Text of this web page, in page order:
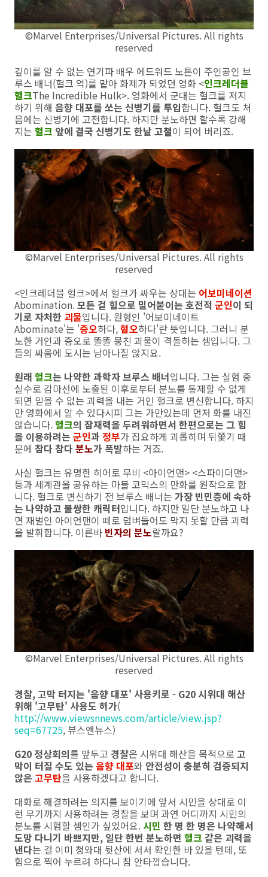
©Marvel Enterprises/Universal Pictures. All rights
reserved
깊이를 알 수 없는 연기파 배우 에드워드 노튼이 주인공인 브
루스 배너(헐크 역)를 맡아 화제가 되었던 영화 <인크레더블
헐크The Incredible Hulk>. 영화에서 군대는 헐크를 저지
하기 위해 음향 대포를 쏘는 신병기를 투입합니다. 헐크도 처
음에는 신병기에 고전합니다. 하지만 분노하면 할수록 강해
지는 헐크 앞에 결국 신병기도 한낱 고철이 되어 버리죠.
©Marvel Enterprises/Universal Pictures. All rights
reserved
<인크레더블 헐크>에서 헐크가 싸우는 상대는 어보미네이션
Abomination.모든 걸 힘으로 밀어붙이는 호전적 군인이 되
기로 자처한 괴물입니다. 원형인 '어보미네이트
Abominate'는 '증오하다,혐오하다'란 뜻입니다. 그러니 분
노한 거인과 증오로 똘똘 뭉친 괴물이 격돌하는 셈입니다. 그
들의 싸움에 도시는 남아나질 않지요.
원래 헐크는 나약한 과학자 브루스 배너입니다. 그는 실험 중
실수로 감마선에 노출된 이후로부터 분노를 통제할 수 없게
되면 믿을 수 없는 괴력을 내는 거인 헐크로 변신합니다. 하지
만 영화에서 알 수 있다시피 그는 가만있는데 먼저 화를 내진
않습니다.헐크의 잠재력을 두려워하면서 한편으로는 그 힘
을 이용하려는 군인과 정부가 집요하게 괴롭히며 뒤쫓기 때
문에 참다 참다분노가 폭발하는 거죠.
사실 헐크는 유명한 히어로 무비 <아이언맨> <스파이더맨>
등과 세계관을 공유하는 마블 코믹스의 만화를 원작으로 합
니다. 헐크로 변신하기 전 브루스 배너는 가장 빈민층에 속하
는 나약하고 불쌍한 캐릭터입니다. 하지만 일단 분노하고 나
면 재벌인 아이언맨이 떼로 덤벼들어도 막지 못할 만큼 괴력
을 발휘합니다. 이른바 빈자의 분노랄까요?
©Marvel Enterprises/Universal Pictures. All rights
reserved
경찰, 고막 터지는 '음향 대포' 사용키로 - G20 시위대 해산
위해 '고무탄' 사용도 허가(
http://www.viewsnnews.com/article/view.jsp?
seq=67725, 뷰스앤뉴스)
G20 정상회의를 앞두고 경찰은 시위대 해산을 목적으로 고
막이 터질 수도 있는 음향 대포와 안전성이 충분히 검증되지
않은 고무탄을 사용하겠다고 합니다.
대화로 해결하려는 의지를 보이기에 앞서 시민을 상대로 이
런 무기까지 사용하려는 경찰을 보며 과연 어디까지 시민의
분노를 시험할 셈인가 싶었어요.시민 한 명 한 명은 나약해서
도망 다니기 바쁘지만, 일단 한번 분노하면 헐크 같은 괴력을
낸다는 걸 이미 청와대 뒷산에 서서 확인한 바 있을 텐데, 또
힘으로 찍어 누르려 하다니 참 안타깝습니다.